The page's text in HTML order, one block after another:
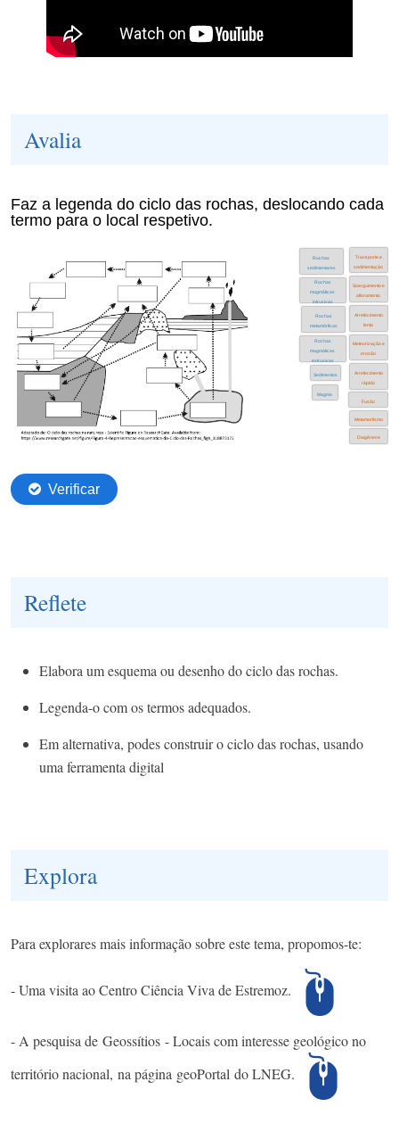
Avalia
Reflete
Elabora um esquema ou desenho do ciclo das rochas.
​Legenda-o com os termos adequados.​
Em alternativa, podes construir o ciclo das rochas, usando
uma ferramenta digital
Explora
Para explorares mais informação sobre este tema, propomos-te:
- Uma visita ao Centro Ciência Viva de Estremoz​.
- A pesquisa de Geossítios - Locais com interesse geológico no
território nacional, na página geoPortal do LNEG.